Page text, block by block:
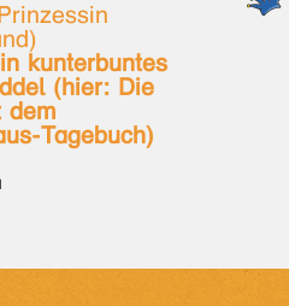
kunterbuntes
(hier: Die
dem
Tagebuch)